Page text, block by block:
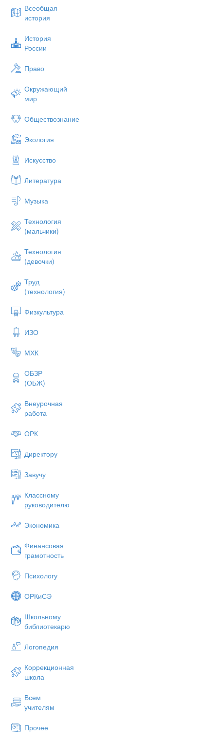
Всеобщая
история
История
России
Право
Окружающий
мир
Обществознание
Экология
Искусство
Литература
Музыка
Технология
(мальчики)
Технология
(девочки)
Труд
(технология)
Физкультура
ИЗО
МХК
ОБЗР
(ОБЖ)
Внеурочная
работа
ОРК
Директору
Завучу
Классному
руководителю
Экономика
Финансовая
грамотность
Психологу
ОРКиСЭ
Школьному
библиотекарю
Логопедия
Коррекционная
школа
Всем
учителям
Прочее